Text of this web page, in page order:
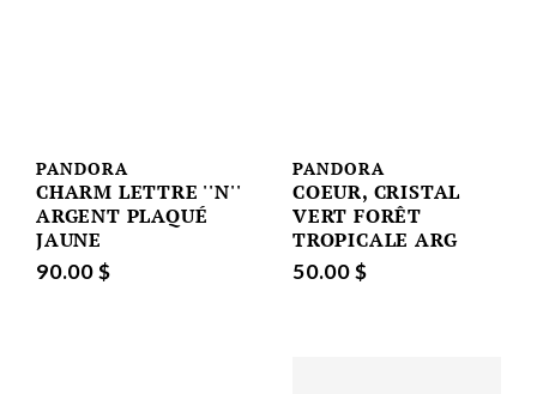
PANDORA
CHARM LETTRE ''N''
ARGENT PLAQUÉ
JAUNE
90.00 $
PANDORA
COEUR, CRISTAL
VERT FORÊT
TROPICALE ARG
50.00 $